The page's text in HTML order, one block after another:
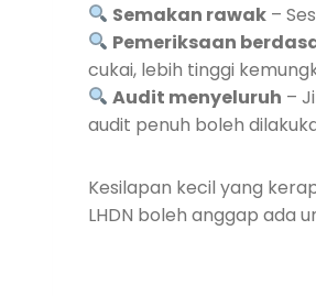
Semakan rawak –
Pemeriksaan
cukai, lebih tinggi
Audit menyeluruh –
audit penuh boleh
Kesilapan kecil yang
LHDN boleh anggap ada